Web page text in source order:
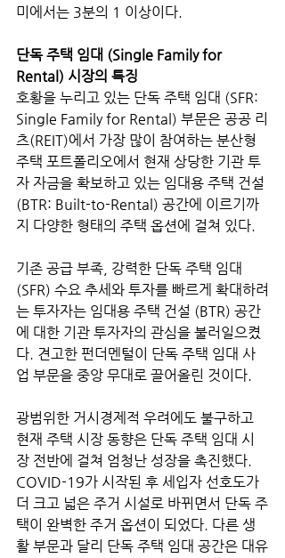
미에서는 3분의 1 이상이다.
단독 주택 임대 (Single Family for
Rental) 시장의 특징
호황을 누리고 있는 단독 주택 임대 (SFR:
Single Family for Rental) 부문은 공공 리
츠(REIT)에서 가장 많이 참여하는 분산형
주택 포트폴리오에서 현재 상당한 기관 투
자 자금을 확보하고 있는 임대용 주택 건설
(BTR: Built-to-Rental) 공간에 이르기까
지 다양한 형태의 주택 옵션에 걸쳐 있다.
기존 공급 부족, 강력한 단독 주택 임대
(SFR) 수요 추세와 투자를 빠르게 확대하려
는 투자자는 임대용 주택 건설 (BTR) 공간
에 대한 기관 투자자의 관심을 불러일으켰
다. 견고한 펀더멘털이 단독 주택 임대 사
업 부문을 중앙 무대로 끌어올린 것이다.
광범위한 거시경제적 우려에도 불구하고
현재 주택 시장 동향은 단독 주택 임대 시
장 전반에 걸쳐 엄청난 성장을 촉진했다.
COVID-19가 시작된 후 세입자 선호도가
더 크고 넓은 주거 시설로 바뀌면서 단독 주
택이 완벽한 주거 옵션이 되었다. 다른 생
활 부문과 달리 단독 주택 임대 공간은 대유